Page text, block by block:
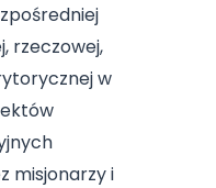
rzeczowej,
w
misjonarzy i